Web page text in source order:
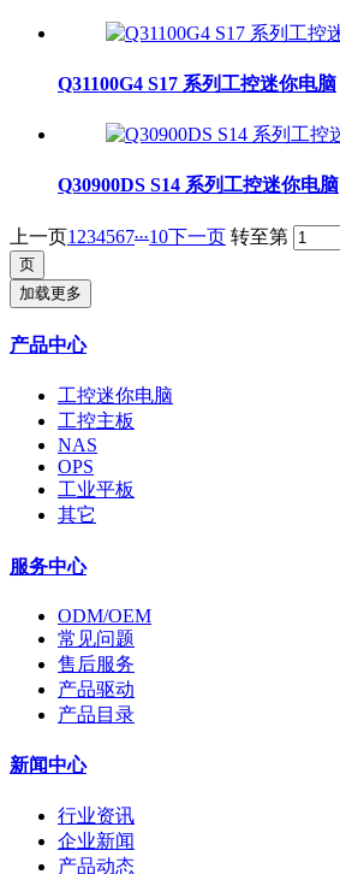
Q31100G4 S17 系列工控迷你电脑
Q30900DS S14 系列工控迷你电脑
上一页1 234567...10下一页 转至第
加载更多
产品中心
工控迷你电脑
工控主板
NAS
OPS
工业平板
其它
服务中心
ODM/OEM
常见问题
售后服务
产品驱动
产品目录
新闻中心
行业资讯
企业新闻
产品动态